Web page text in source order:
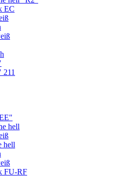
EC
211
hell
hell
FU-RF